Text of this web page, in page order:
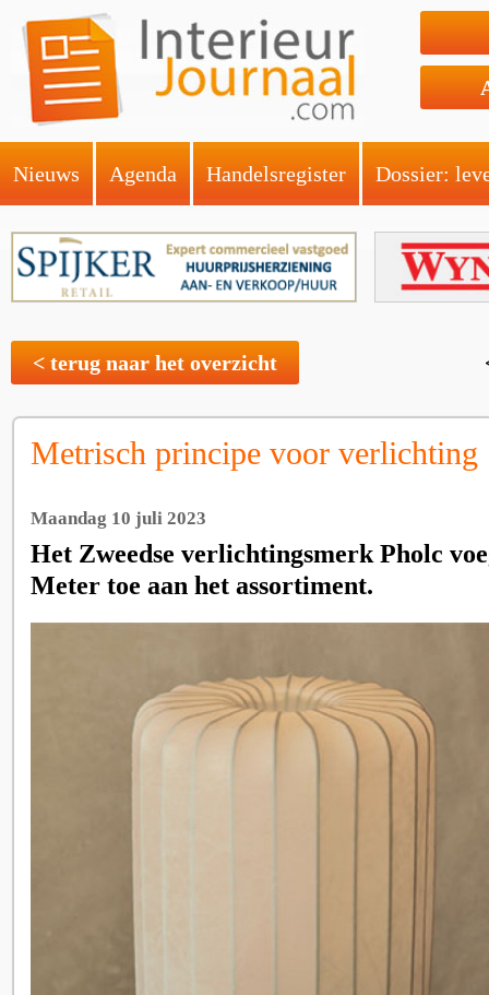
Nieuws Agenda Handelsregister Dossier:
< terug naar het overzicht
Metrisch principe voor verlichting
Maandag 10 juli 2023
Het Zweedse verlichtingsmerk Pholc
Meter toe aan het assortiment.